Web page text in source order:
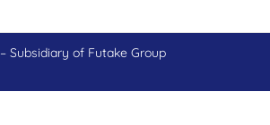
– Subsidiary of Futake Group